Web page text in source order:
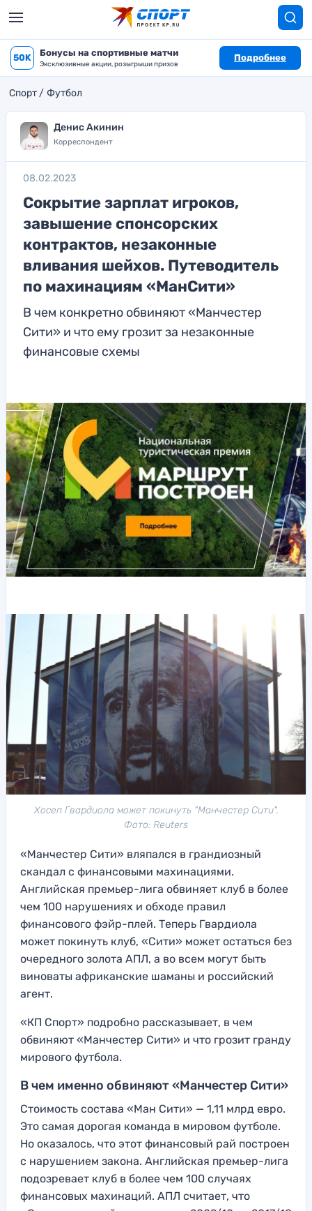
50K Бонусы на спортивные матчи
Эксклюзивные акции, розыгрыши призов
Подробнее
Спорт Футбол
Денис Акинин
Корреспондент
08.02.2023
Сокрытие зарплат игроков,
завышение спонсорских
контрактов, незаконные
вливания шейхов. Путеводитель
по махинациям «МанСити»
В чем конкретно обвиняют «Манчестер
Сити» и что ему грозит за незаконные
финансовые схемы
Хосеп Гвардиола может покинуть "Манчестер Сити".
Фото: Reuters
«Манчестер Сити» вляпался в грандиозный
скандал с финансовыми махинациями.
Английская премьер-лига обвиняет клуб в более
чем 100 нарушениях и обходе правил
финансового фэйр-плей. Теперь Гвардиола
может покинуть клуб, «Сити» может остаться без
очередного золота АПЛ, а во всем могут быть
виноваты африканские шаманы и российский
агент.
«КП Спорт» подробно рассказывает, в чем
обвиняют «Манчестер Сити» и что грозит гранду
мирового футбола.
В чем именно обвиняют «Манчестер Сити»
Стоимость состава «Ман Сити» — 1,11 млрд евро.
Это самая дорогая команда в мировом футболе.
Но оказалось, что этот финансовый рай построен
с нарушением закона. Английская премьер-лига
подозревает клуб в более чем 100 случаях
финансовых махинаций. АПЛ считает, что